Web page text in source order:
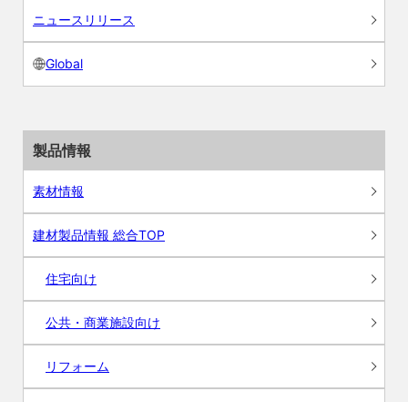
ニュースリリース
Global
製品情報
素材情報
建材製品情報 総合TOP
住宅向け
公共・商業施設向け
リフォーム